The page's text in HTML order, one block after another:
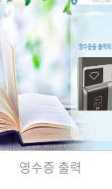
영수증 출력